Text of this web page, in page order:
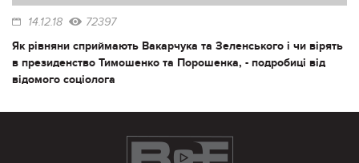
14.12.18 72397
Як рівняни сприймають Вакарчука та Зеленського і чи вірять
в президенство Тимошенко та Порошенка, - подробиці від
відомого соціолога